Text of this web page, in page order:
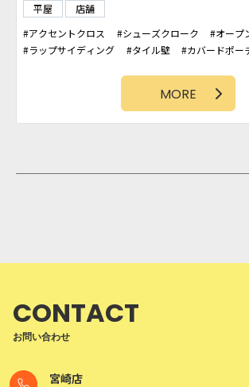
平屋
店舗
アクセントクロス
シューズクローク
オープ
ラップサイディング
タイル壁 カバードポー
MORE
CONTACT
お問い合わせ
宮崎店